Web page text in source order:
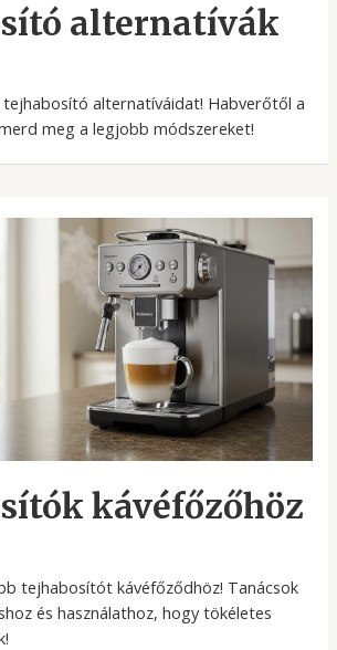
alternatívák
tejhabosító alternatíváidat! Habverőtől a
meg a legjobb módszereket!
kávéfőzőhöz
tejhabosítót kávéfőződhöz! Tanácsok
és használathoz, hogy tökéletes